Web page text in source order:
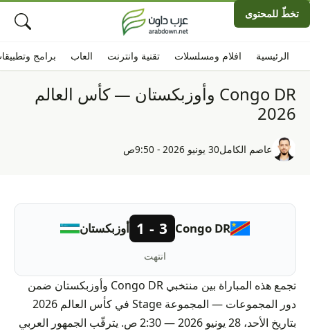
تخطّ للمحتوى
الرئيسية افلام ومسلسلات تقنية وانترنت العاب برامج
Congo DR وأوزبكستان — كأس العالم
2026
عاصم الكامل30 يونيو 2026 - 9:50ص
Congo DR
3 - 1 أوزبكستان
انتهت
تجمع هذه المباراة بين منتخبي Congo DR وأوزبكستان ضمن
دور المجموعات — المجموعة Stage في كأس العالم 2026
بتاريخ الأحد، 28 يونيو 2026 — 2:30 ص. يترقّب الجمهور العربي